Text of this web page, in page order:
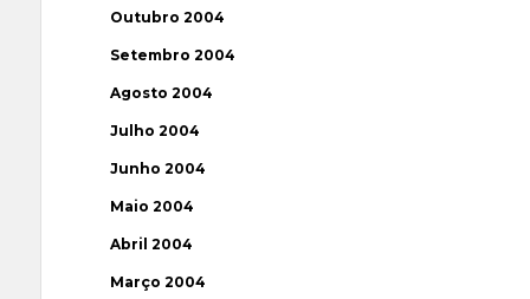
Outubro 2004
Setembro 2004
Agosto 2004
Julho 2004
Junho 2004
Maio 2004
Abril 2004
Março 2004